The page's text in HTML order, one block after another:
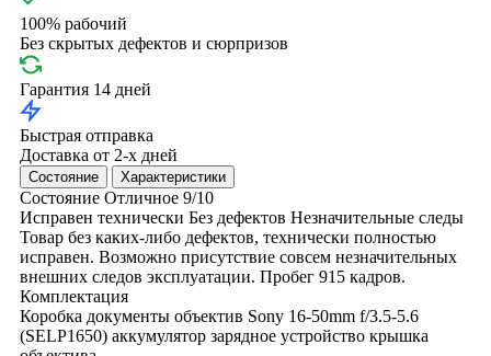
100% рабочий
Без скрытых дефектов и сюрпризов
Гарантия 14 дней
Быстрая отправка
Доставка от 2-х дней
Состояние Характеристики
Состояние Отличное 9/10
Исправен технически Без дефектов Незначительные следы
Товар без каких-либо дефектов, технически полностью
исправен. Возможно присутствие совсем незначительных
внешних следов эксплуатации. Пробег 915 кадров.
Комплектация
Коробка документы объектив Sony 16-50mm f/3.5-5.6
(SELP1650) аккумулятор зарядное устройство крышка